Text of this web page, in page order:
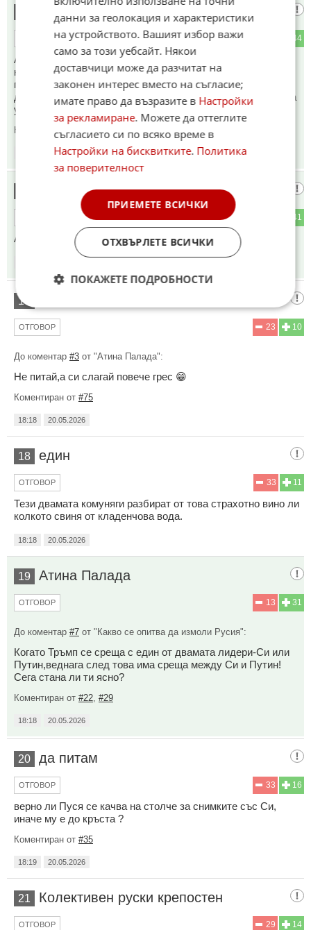
44
ОТГОВОР
Анатоли, ако беше ходил в казарма, щеше да знаеш, че в
канчето на по-старшия не се наднича. Какво са яли
президентите на най-голямата по територия държава и
държавата с най-голямо население, не е лъжица за твоята
уста.
Коментиран от
20.05.2026
41
Ама рижавия шизофрен,му дадоха един гол к...р
17
10
23
ОТГОВОР
До коментар #3 от "Атина Палада":
Не питай,а си слагай повече грес 😁
Коментиран от #75
18:18 20.05.2026
18 един
11
33
ОТГОВОР
Тези двамата комуняги разбират от това страхотно вино ли
колкото свиня от кладенчова вода.
18:18 20.05.2026
19 Атина Палада
31
13
ОТГОВОР
До коментар #7 от "Какво се опитва да измоли Русия":
Когато Тръмп се среща с един от двамата лидери-Си или
Путин,веднага след това има среща между Си и Путин!
Сега стана ли ти ясно?
Коментиран от #22 #29
18:18 20.05.2026
20 да питам
16
33
ОТГОВОР
верно ли Пуся се качва на столче за снимките със Си,
иначе му е до кръста ?
Коментиран от #35
18:19 20.05.2026
21 Колективен руски крепостен
14
29
ОТГОВОР
данни за геолокация и характеристики
на устройството. Вашият избор важи
само за този уебсайт. Някои
доставчици може да разчитат на
законен интерес вместо на съгласие;
имате право да възразите в Настройки
за рекламиране. Можете да оттеглите
съгласието си по всяко време в
Настройки на бисквитките. Политика
за поверителност
ПРИЕМЕТЕ ВСИЧКИ
ОТХВЪРЛЕТЕ ВСИЧКИ
ПОКАЖЕТЕ ПОДРОБНОСТИ